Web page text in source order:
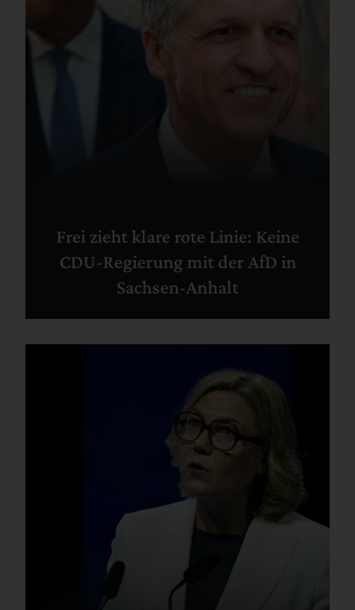
Frei zieht klare rote Linie: Keine
CDU-Regierung mit der AfD in
Sachsen-Anhalt